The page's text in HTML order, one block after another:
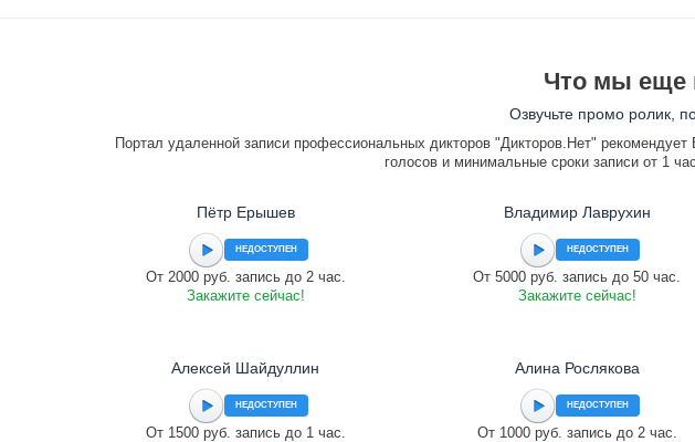
Что мы еще
Озвучьте промо ролик,
Портал удаленной записи профессиональных дикторов "Дикторов.Нет"
голосов и минимальные сроки записи от 1
Пётр Ерышев
НЕДОСТУПЕН
От 2000 руб. запись до 2 час.
Закажите сейчас!
Владимир Лаврухин
НЕДОСТУПЕН
От 5000 руб. запись до 50 час.
Закажите сейчас!
Алексей Шайдуллин
НЕДОСТУПЕН
От 1500 руб. запись до 1 час.
Алина Рослякова
НЕДОСТУПЕН
От 1000 руб. запись до 2 час.